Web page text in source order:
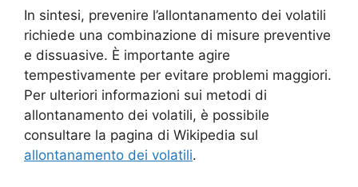
In sintesi, prevenire l’allontanamento dei volatili
richiede una combinazione di misure preventive
e dissuasive. È importante agire
tempestivamente per evitare problemi maggiori.
Per ulteriori informazioni sui metodi di
allontanamento dei volatili, è possibile
consultare la pagina di Wikipedia sul
allontanamento dei volatili.